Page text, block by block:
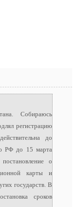
Собираюсь
регистрацию
до
РФ до 15 марта
о
карты и
государств. В
сроков